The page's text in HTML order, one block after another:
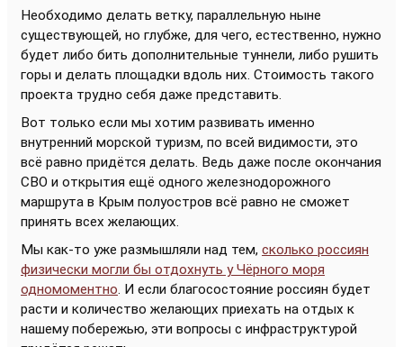
Необходимо делать ветку, параллельную ныне
существующей, но глубже, для чего, естественно, нужно
будет либо бить дополнительные туннели, либо рушить
горы и делать площадки вдоль них. Стоимость такого
проекта трудно себя даже представить.
Вот только если мы хотим развивать именно
внутренний морской туризм, по всей видимости, это
всё равно придётся делать. Ведь даже после окончания
СВО и открытия ещё одного железнодорожного
маршрута в Крым полуостров всё равно не сможет
принять всех желающих.
Мы как-то уже размышляли над тем, сколько россиян
физически могли бы отдохнуть у Чёрного моря
одномоментно. И если благосостояние россиян будет
расти и количество желающих приехать на отдых к
нашему побережью, эти вопросы с инфраструктурой